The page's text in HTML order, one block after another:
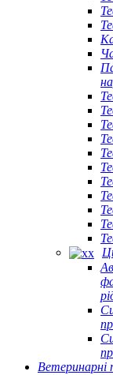
Ветеринарні